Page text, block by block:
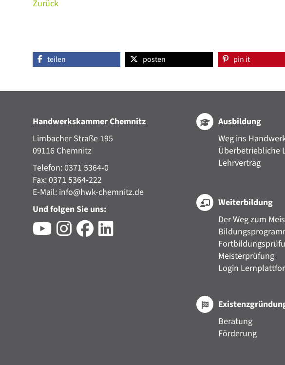
Zurück
teilen posten pin it
Handwerkskammer Chemnitz
Limbacher Straße 195
09116 Chemnitz
Telefon: 0371 5364-0
Fax: 0371 5364-222
E-Mail: info@hwk-chemnitz.de
Und folgen Sie uns:
Ausbildung
Weg ins
Überbetriebliche
Lehrvertrag
Weiterbildung
Der Weg zum
Meisterprüfung
Login
Beratung
Förderung